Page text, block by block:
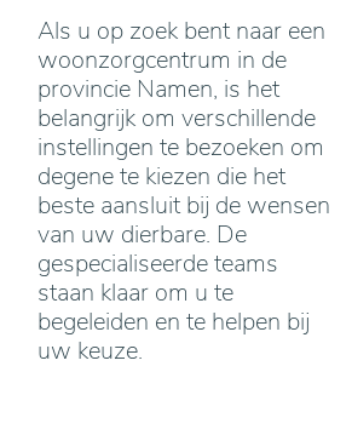
Als u op zoek bent naar een
woonzorgcentrum in de
provincie Namen, is het
belangrijk om verschillende
instellingen te bezoeken om
degene te kiezen die het
beste aansluit bij de wensen
van uw dierbare. De
gespecialiseerde teams
staan klaar om u te
begeleiden en te helpen bij
uw keuze.